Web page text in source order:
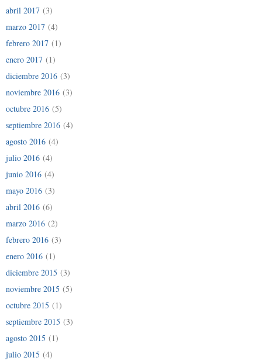
abril 2017 (3)
marzo 2017 (4)
febrero 2017 (1)
enero 2017 (1)
diciembre 2016 (3)
noviembre 2016 (3)
octubre 2016 (5)
septiembre 2016 (4)
agosto 2016 (4)
julio 2016 (4)
junio 2016 (4)
mayo 2016 (3)
abril 2016 (6)
marzo 2016 (2)
febrero 2016 (3)
enero 2016 (1)
diciembre 2015 (3)
noviembre 2015 (5)
octubre 2015 (1)
septiembre 2015 (3)
agosto 2015 (1)
julio 2015 (4)